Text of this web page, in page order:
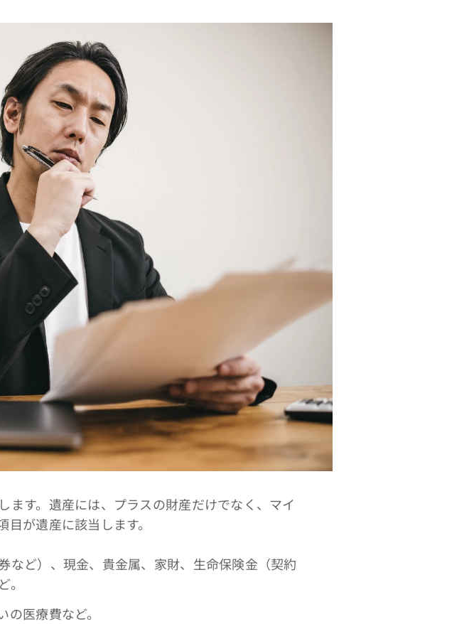
す。遺産には、プラスの財産だけでなく、マイ
が遺産に該当します。
など）、現金、貴金属、家財、生命保険金（契約
医療費など。